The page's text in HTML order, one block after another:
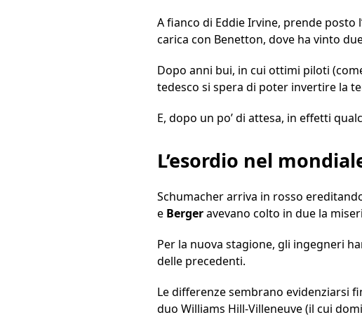
A fianco di Eddie Irvine, prende posto
carica con Benetton, dove ha vinto
Dopo anni bui, in cui ottimi piloti
tedesco si spera di poter invertire la
E, dopo un po’ di attesa, in effetti
L’esordio nel
Schumacher arriva in rosso
e Bergeravevano colto in due la
Per la nuova stagione, gli ingegneri
delle precedenti.
Le differenze sembrano evidenziarsi
duo Williams Hill-Villeneuve (il cui